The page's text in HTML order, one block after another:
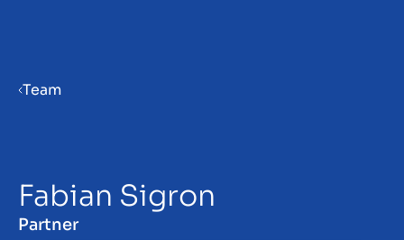
Unternehmen verkaufen
Team
Fabian Sigron
Partner